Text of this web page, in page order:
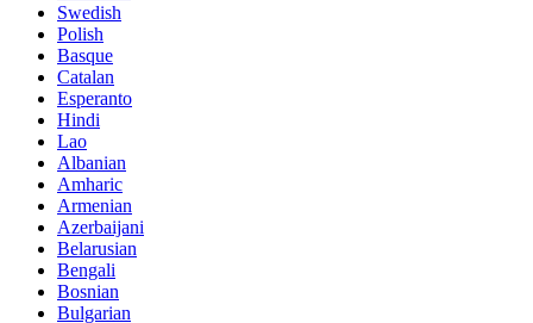
Swedish
Polish
Basque
Catalan
Esperanto
Hindi
Lao
Albanian
Amharic
Armenian
Azerbaijani
Belarusian
Bengali
Bosnian
Bulgarian